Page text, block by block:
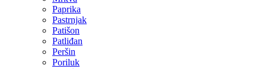
Paprika
Pastrnjak
Patišon
Patliđan
Peršin
Poriluk